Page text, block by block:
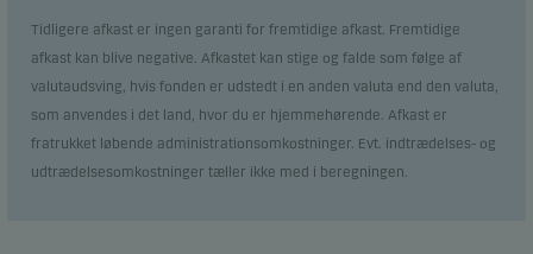
Tidligere afkast er ingen garanti for fremtidige afkast. Fremtidige
afkast kan blive negative. Afkastet kan stige og falde som følge af
valutaudsving, hvis fonden er udstedt i en anden valuta end den valuta,
som anvendes i det land, hvor du er hjemmehørende. Afkast er
fratrukket løbende administrationsomkostninger. Evt. indtrædelses- og
udtrædelsesomkostninger tæller ikke med i beregningen.